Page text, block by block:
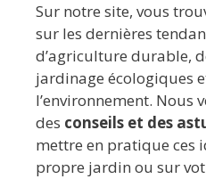
Sur notre site, vous
sur les dernières
d’agriculture durable,
jardinage écologiques
l’environnement. Nous
des conseils et des
mettre en pratique ces
propre jardin ou sur